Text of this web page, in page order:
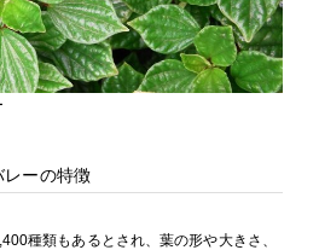
ーの特徴
種類もあるとされ、葉の形や大きさ、